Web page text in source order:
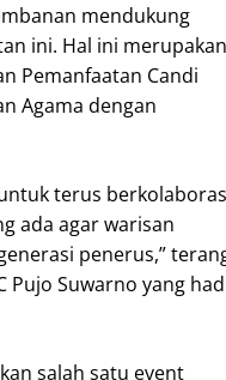
mendukung
ini. Hal ini merupakan
Pemanfaatan Candi
Agama dengan
terus
ada agar warisan
penerus,”
Pujo Suwarno yang
salah satu event